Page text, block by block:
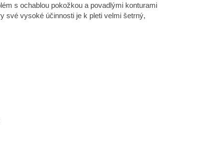
s ochablou pokožkou a povadlými konturami
své vysoké účinnosti je k pleti velmi šetrný,